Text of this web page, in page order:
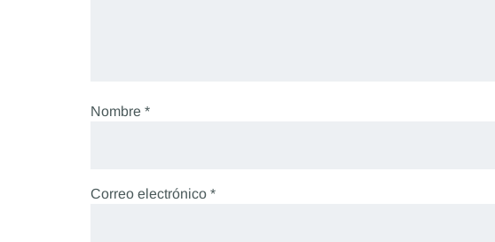
Nombre *
Correo electrónico *